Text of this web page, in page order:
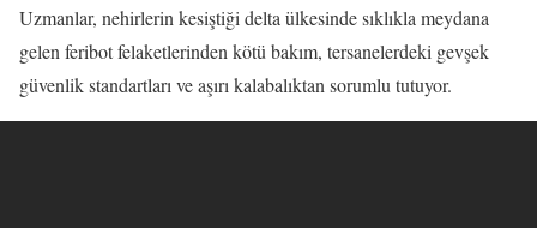
Uzmanlar, nehirlerin kesiştiği delta ülkesinde sıklıkla meydana
gelen feribot felaketlerinden kötü bakım, tersanelerdeki gevşek
güvenlik standartları ve aşırı kalabalıktan sorumlu tutuyor.